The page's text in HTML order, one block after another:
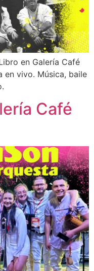
en Galería Café
en vivo. Música, baile
Café